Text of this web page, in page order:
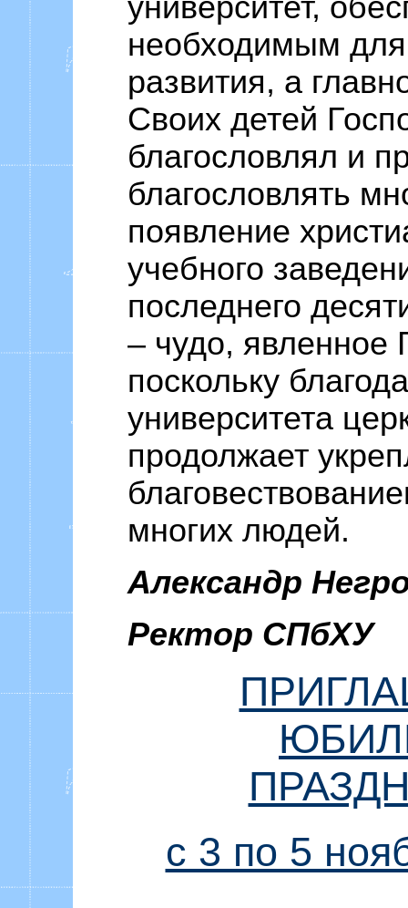
университет,
необходимым для
развития, а
Своих детей
благословлял и
благословлять
появление
учебного
последнего
– чудо, явленное
поскольку
университета
продолжает
многих людей.
Александр
Ректор СПбХУ
с 3 по 5